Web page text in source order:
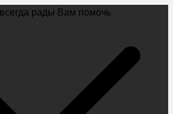
рады Вам помочь